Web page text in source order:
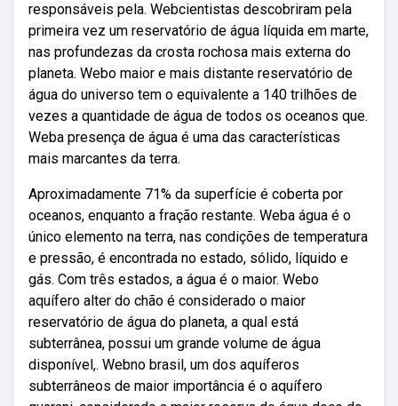
responsáveis pela. Webcientistas descobriram pela
primeira vez um reservatório de água líquida em marte,
nas profundezas da crosta rochosa mais externa do
planeta. Webo maior e mais distante reservatório de
água do universo tem o equivalente a 140 trilhões de
vezes a quantidade de água de todos os oceanos que.
Weba presença de água é uma das características
mais marcantes da terra.
Aproximadamente 71% da superfície é coberta por
oceanos, enquanto a fração restante. Weba água é o
único elemento na terra, nas condições de temperatura
e pressão, é encontrada no estado, sólido, líquido e
gás. Com três estados, a água é o maior. Webo
aquífero alter do chão é considerado o maior
reservatório de água do planeta, a qual está
subterrânea, possui um grande volume de água
disponível,. Webno brasil, um dos aquíferos
subterrâneos de maior importância é o aquífero